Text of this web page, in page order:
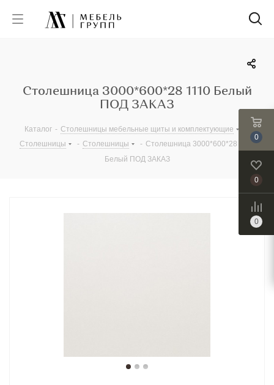
Столешница 3000*600*28 1110 Белый
ПОД ЗАКАЗ
Каталог - Столешницы мебельные щиты и комплектующие
Столешницы
- Столешницы - Столешница 3000*600*28 1110
Белый ПОД ЗАКАЗ
0
0
0